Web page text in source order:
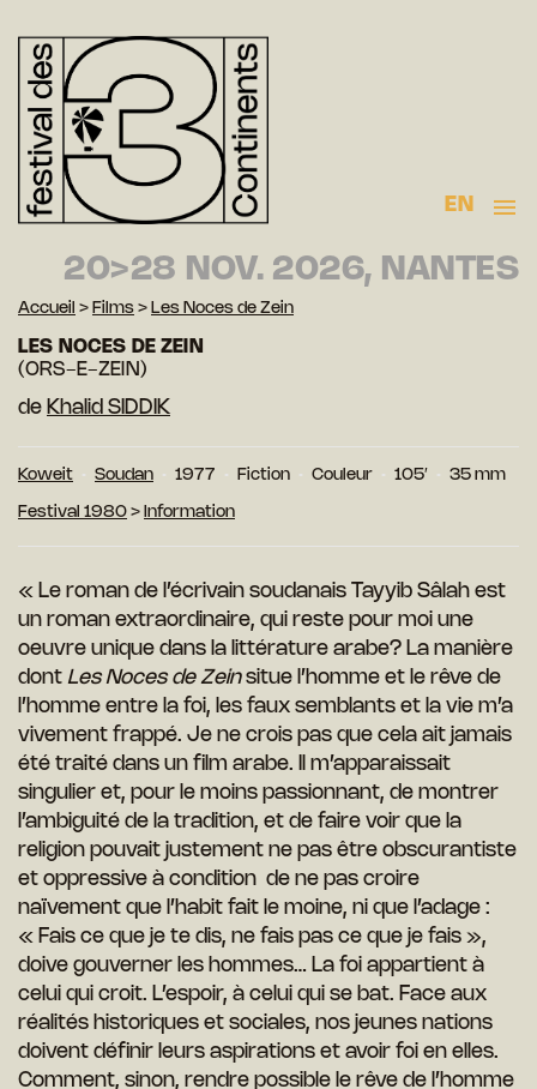
EN
20>28 NOV. 2026, NANTES
Accueil > Films > Les Noces de Zein
LES NOCES DE ZEIN
(ORS-E-ZEIN)
de Khalid SIDDIK
Koweit Soudan 1977 Fiction Couleur 105′ 35 mm
Festival 1980 > Information
« Le roman de l’écrivain soudanais Tayyib Sâlah est
un roman extraordinaire, qui reste pour moi une
oeuvre unique dans la littérature arabe? La manière
dont Les Noces de Zeinsitue l’homme et le rêve de
l’homme entre la foi, les faux semblants et la vie m’a
vivement frappé. Je ne crois pas que cela ait jamais
été traité dans un film arabe. Il m’apparaissait
singulier et, pour le moins passionnant, de montrer
l’ambiguité de la tradition, et de faire voir que la
religion pouvait justement ne pas être obscurantiste
et oppressive à condition de ne pas croire
naïvement que l’habit fait le moine, ni que l’adage :
« Fais ce que je te dis, ne fais pas ce que je fais »,
doive gouverner les hommes… La foi appartient à
celui qui croit. L’espoir, à celui qui se bat. Face aux
réalités historiques et sociales, nos jeunes nations
doivent définir leurs aspirations et avoir foi en elles.
Comment, sinon, rendre possible le rêve de l’homme